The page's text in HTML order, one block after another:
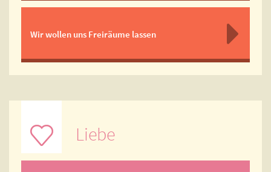
Wir wollen uns Freiräume lassen
Liebe